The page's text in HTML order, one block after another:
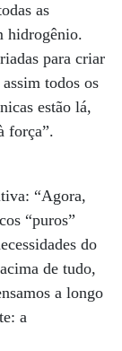
as
hidrogênio.
para criar
todos os
estão lá,
força”.
“Agora,
“puros”
do
de tudo,
a longo
a